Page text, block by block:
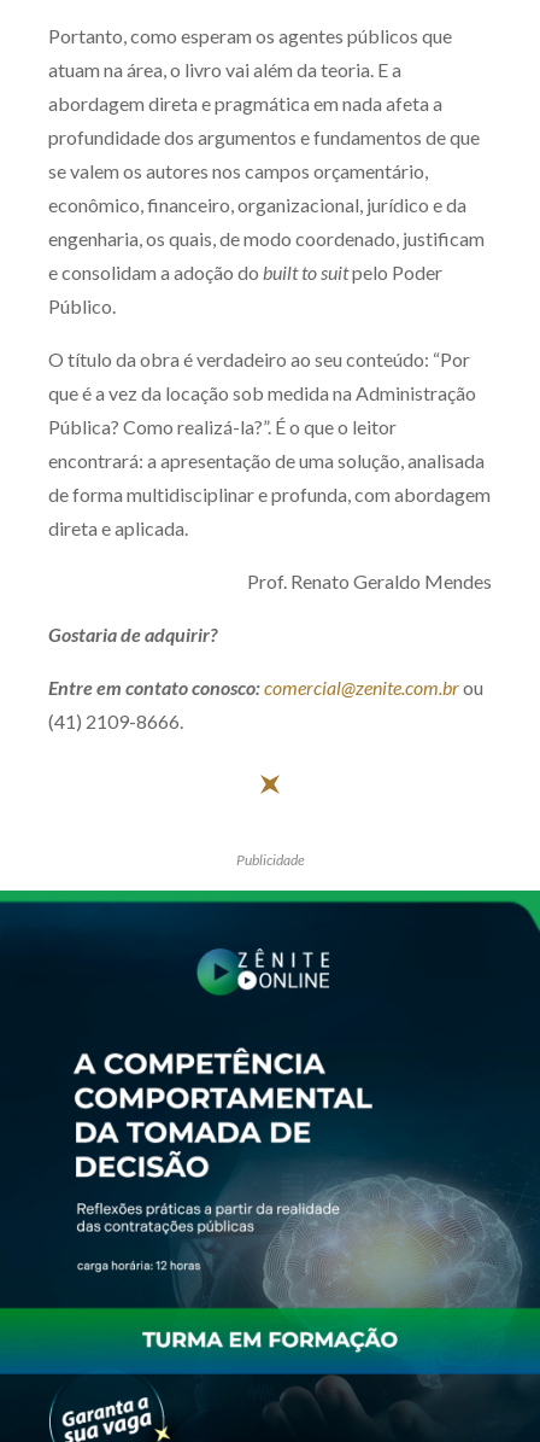
Portanto, como esperam os agentes públicos que
atuam na área, o livro vai além da teoria. E a
abordagem direta e pragmática em nada afeta a
profundidade dos argumentos e fundamentos de que
se valem os autores nos campos orçamentário,
econômico, financeiro, organizacional, jurídico e da
engenharia, os quais, de modo coordenado, justificam
e consolidam a adoção do built to suitpelo Poder
Público.
O título da obra é verdadeiro ao seu conteúdo: “Por
que é a vez da locação sob medida na Administração
Pública? Como realizá-la?”. É o que o leitor
encontrará: a apresentação de uma solução, analisada
de forma multidisciplinar e profunda, com abordagem
direta e aplicada.
Prof. Renato Geraldo Mendes
Gostaria de adquirir?
Entre em contato conosco:comercial@zenite.com.brou
(41) 2109-8666.
Publicidade